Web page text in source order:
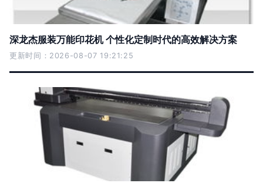
深龙杰服装万能印花机 个性化定制时代的高效解决方案
更新时间：2026-08-07 19:21:25